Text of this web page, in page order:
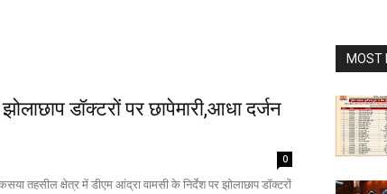
डॉक्टरों पर छापेमारी,आधा दर्जन
0
तहसील क्षेत्र में डीएम आंद्रा वामसी के निर्देश पर झोलाछाप डॉक्टरों
MOST